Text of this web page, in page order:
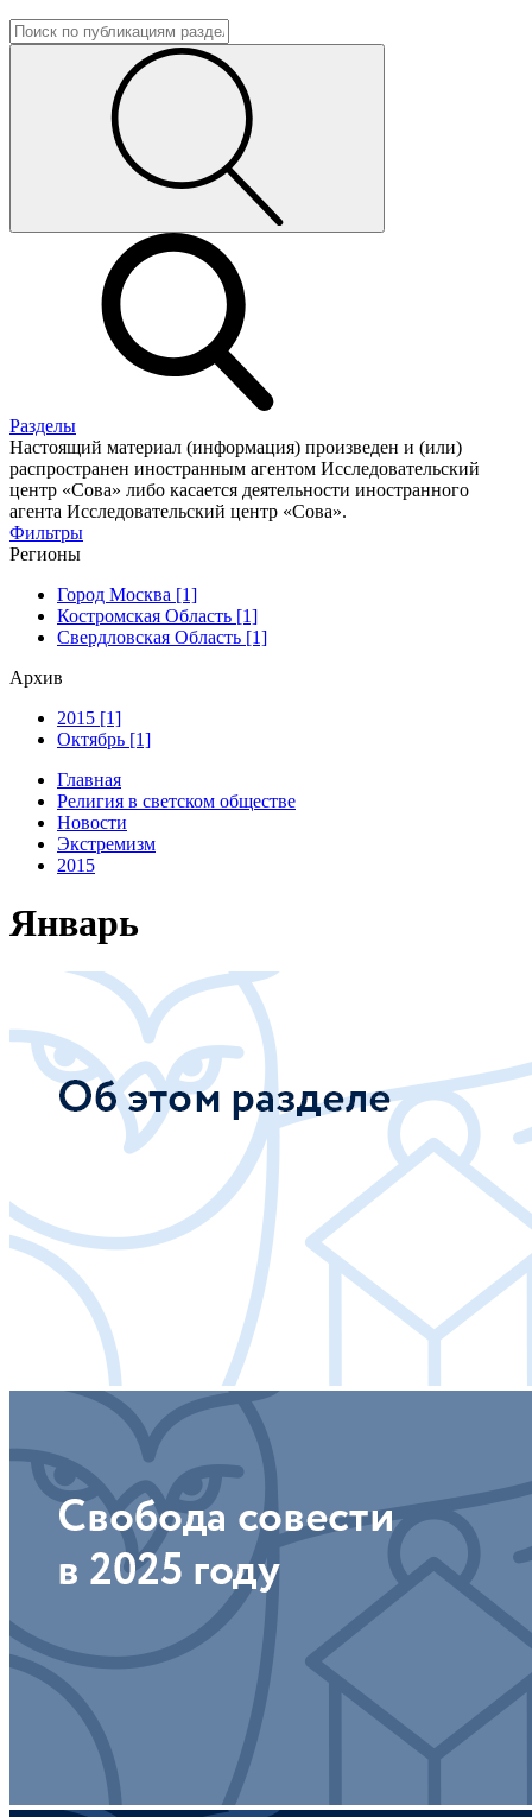
Разделы
Настоящий материал (информация) произведен и (или)
распространен иностранным агентом Исследовательский
центр «Сова» либо касается деятельности иностранного
агента Исследовательский центр «Сова».
Фильтры
Регионы
Город Москва [1]
Костромская Область [1]
Свердловская Область [1]
Архив
2015 [1]
Октябрь [1]
Главная
Религия в светском обществе
Новости
Экстремизм
2015
Январь